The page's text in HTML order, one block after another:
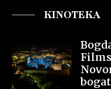
KINOTEKA